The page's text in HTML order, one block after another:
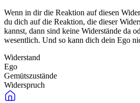
Wenn in dir die Reaktion auf diesen
du dich auf die Reaktion, die dieser
kannst, dann sind keine Widerstände da
wesentlich. Und so kann dich dein Ego
Widerstand
Ego
Gemütszustände
Widerspruch